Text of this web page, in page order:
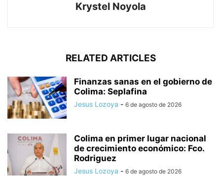
Krystel Noyola
RELATED ARTICLES
Finanzas sanas en el gobierno de
Colima: Seplafina
Jesus Lozoya - 6 de agosto de 2026
Colima en primer lugar nacional
de crecimiento económico: Fco.
Rodriguez
Jesus Lozoya - 6 de agosto de 2026